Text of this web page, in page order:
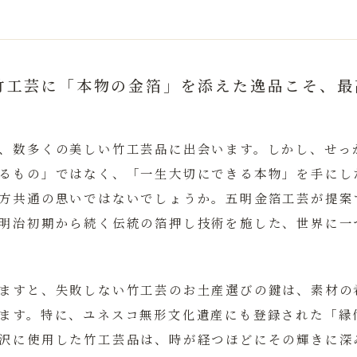
工芸に「本物の金箔」を添えた逸品こそ、
数多くの美しい竹工芸品に出会います。しかし、せ
もの」ではなく、「一生大切にできる本物」を手に
共通の思いではないでしょうか。 五明金箔工芸が提
治初期から続く伝統の箔押し技術を施した、世界に
すと、失敗しない竹工芸のお土産選びの鍵は、素材
す。特に、ユネスコ無形文化遺産にも登録された「
に使用した竹工芸品は、時が経つほどにその輝きに